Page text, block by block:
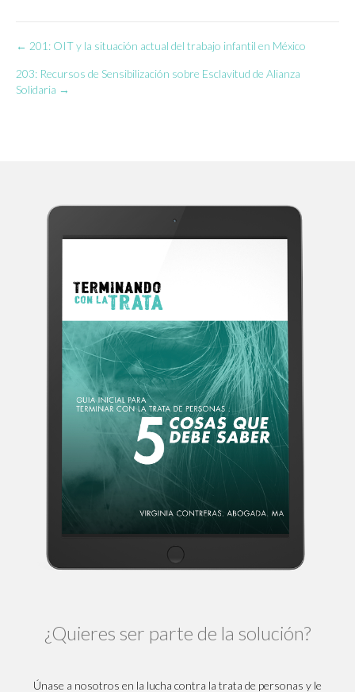
Navegación
de
← 201: OIT y la situación actual del trabajo infantil en México
203: Recursos de Sensibilización sobre Esclavitud de Alianza
Solidaria →
¿Quieres ser parte de la solución?
Únase a nosotros en la lucha contra la trata de personas y le